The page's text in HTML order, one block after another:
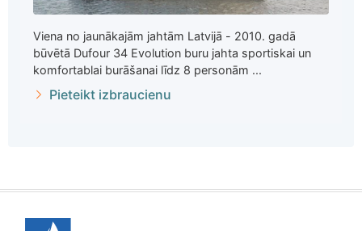
Viena no jaunākajām jahtām Latvijā - 2010. gadā
būvētā Dufour 34 Evolution buru jahta sportiskai un
komfortablai burāšanai līdz 8 personām ...
Pieteikt izbraucienu